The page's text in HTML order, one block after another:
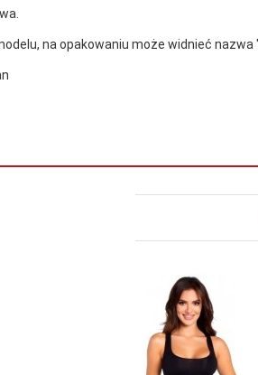
na opakowaniu może widnieć